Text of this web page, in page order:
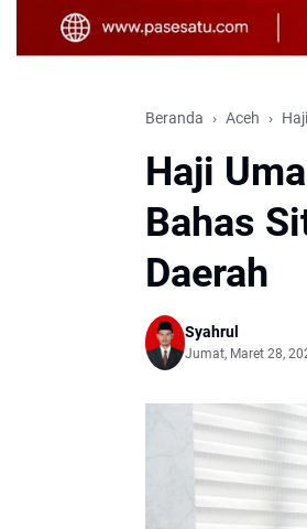
Beranda Aceh
Haji
Bahas
Daerah
Syahrul
Jumat, Maret 28,